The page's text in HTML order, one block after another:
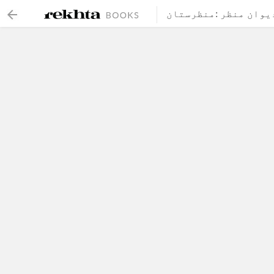
منظرستان دیوان منظر